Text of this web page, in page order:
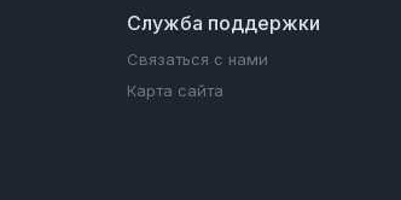
Служба поддержки
Связаться с нами
Карта сайта